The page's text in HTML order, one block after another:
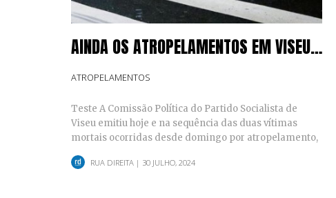
AINDA OS ATROPELAMENTOS EM VISEU…
ATROPELAMENTOS
Teste A Comissão Política do Partido Socialista de
Viseu emitiu hoje e na sequência das duas vítimas
mortais ocorridas desde domingo por atropelamento,
RUA DIREITA| 30 JULHO, 2024